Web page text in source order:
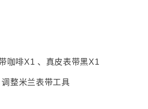
咖啡X1 、真皮表带黑X1
整米兰表带工具